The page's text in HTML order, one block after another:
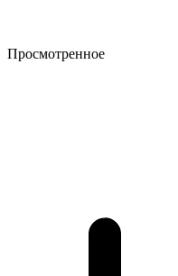
Просмотренное